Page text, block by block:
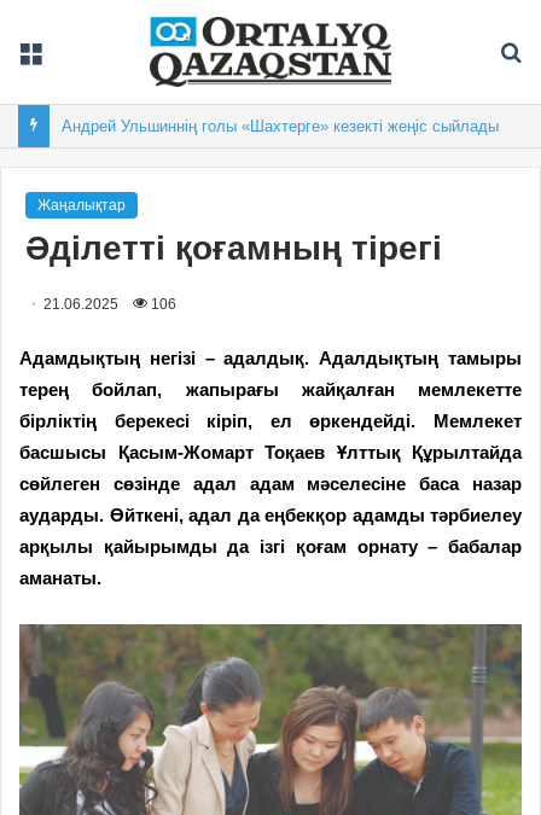
Андрей Ульшиннің голы «Шахтерге» кезекті жеңіс сыйлады
Жаңалықтар
Әділетті қоғамның тірегі
21.06.2025 106
Адамдықтың негізі – адал­дық. Адалдықтың тамыры
терең бойлап, жапырағы жайқалған мемлекетте
бірліктің берекесі кіріп, ел өркендейді. Мемлекет
басшысы Қасым-Жомарт Тоқаев Ұлттық Құрылтайда
сөй­леген сөзінде адал адам мәселесіне баса назар
аударды. Өйткені, адал да еңбекқор адамды тәрбиелеу
ар­қылы қайырымды да ізгі қоғам орнату – бабалар
аманаты.